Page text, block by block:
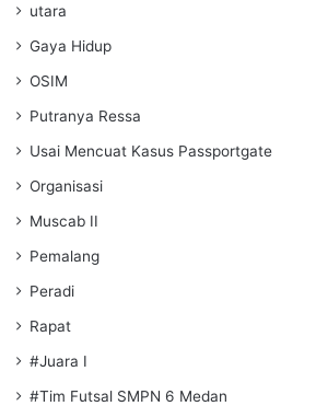
utara
Gaya Hidup
OSIM
Putranya Ressa
Usai Mencuat Kasus Passportgate
Organisasi
Muscab II
Pemalang
Peradi
Rapat
#Juara I
#Tim Futsal SMPN 6 Medan